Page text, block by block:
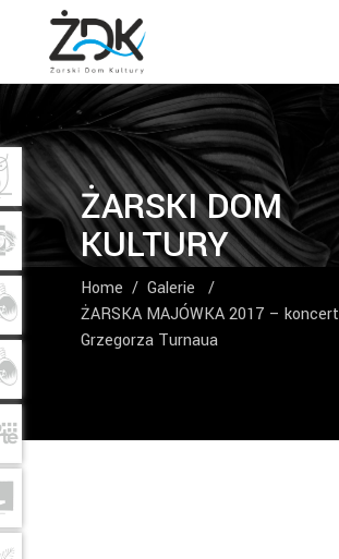
ŻARSKI DOM
KULTURY
Home / Galerie
/
ŻARSKA MAJÓWKA 2017 – koncert
Grzegorza Turnaua